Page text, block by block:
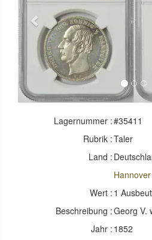
Previous
Lagernummer :#35411
Rubrik :Taler
Land :
Hannover
Wert : 1
Beschreibung :Georg V.
Jahr : 1852